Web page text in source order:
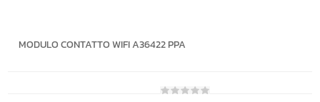
MODULO CONTATTO WIFI A36422 PPA